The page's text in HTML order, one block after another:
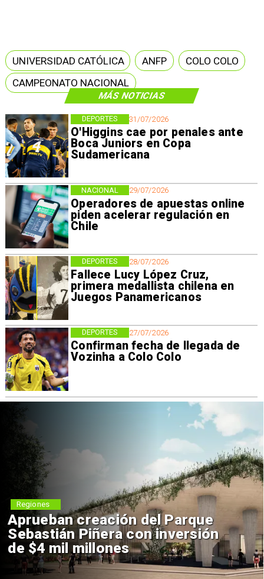
MÁS NOTICIAS
31/07/2026
O'Higgins cae por penales ante
Boca Juniors en Copa
Sudamericana
DEPORTES
29/07/2026
Operadores de apuestas online
piden acelerar regulación en
Chile
NACIONAL
28/07/2026
Fallece Lucy López Cruz,
primera medallista chilena en
Juegos Panamericanos
DEPORTES
27/07/2026
Confirman fecha de llegada de
Vozinha a Colo Colo
DEPORTES
UNIVERSIDAD CATÓLICA ANFP
COLO COLO
CAMPEONATO NACIONAL
Aprueban creación del Parque
Sebastián Piñera con inversión
de $4 mil millones
Regiones